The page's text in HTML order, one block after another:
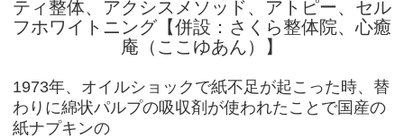
1973年、オイルショックで紙不足が起こった時、替
わりに綿状パルプの吸収剤が使われたことで国産の
紙ナプキンの